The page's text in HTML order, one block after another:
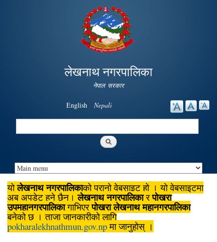
main
content
लेखनाथ नगरपालिका
नेपाल सरकार
English Nepali
Search
योलेखनाथ नगरपालिकाको पुरानो वेबसाइट हो । यो वेबसाइटमा
अब अपडेट हुने छैन।लेखनाथ नगरपालिकारपोखरा
उपमहानगरपालिकागाभिएरपोखरा लेखनाथ महानगरपालिका
बनेको छ । ताजा जानकारीको लागि
pokharalekhnathmun.gov.npमा जानुहोस् ।